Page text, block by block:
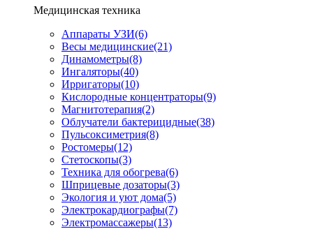
Медицинская техника
Аппараты УЗИ(6)
Весы медицинские(21)
Динамометры(8)
Ингаляторы(40)
Ирригаторы(10)
Кислородные концентраторы(9)
Магнитотерапия(2)
Облучатели бактерицидные(38)
Пульсоксиметрия(8)
Ростомеры(12)
Стетоскопы(3)
Техника для обогрева(6)
Шприцевые дозаторы(3)
Экология и уют дома(5)
Электрокардиографы(7)
Электромассажеры(13)